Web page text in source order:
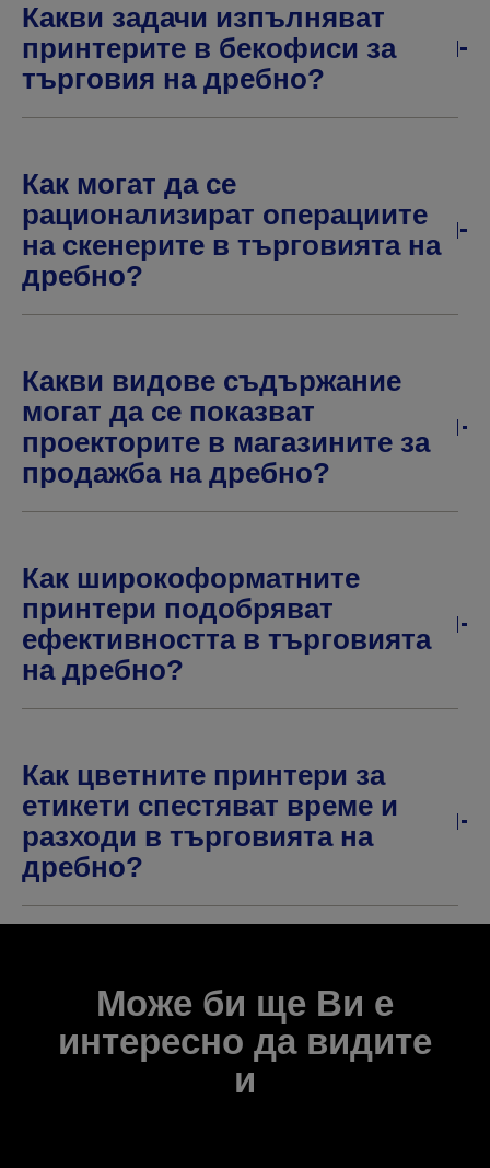
Какви задачи изпълняват
принтерите в бекофиси за
търговия на дребно?
Как могат да се
рационализират операциите
на скенерите в търговията на
дребно?
Какви видове съдържание
могат да се показват
проекторите в магазините за
продажба на дребно?
Как широкоформатните
принтери подобряват
ефективността в търговията
на дребно?
Как цветните принтери за
етикети спестяват време и
разходи в търговията на
дребно?
Може би ще Ви е
интересно да видите
и